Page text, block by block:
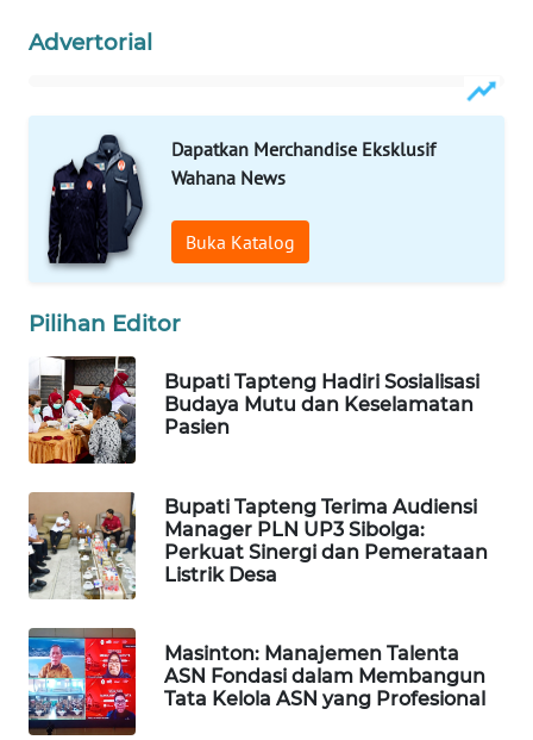
Advertorial
Dapatkan Merchandise Eksklusif
Wahana News
Buka Katalog
Pilihan Editor
Bupati Tapteng Hadiri Sosialisasi
Budaya Mutu dan Keselamatan
Pasien
Bupati Tapteng Terima Audiensi
Manager PLN UP3 Sibolga:
Perkuat Sinergi dan Pemerataan
Listrik Desa
Masinton: Manajemen Talenta
ASN Fondasi dalam Membangun
Tata Kelola ASN yang Profesional
LISTRIK
KELISTRIKAN
WALINKI
ID
MAWAKA
MARTABAT
NET
PLN
MKLI
LPKKI
LKKI
KOPEKLIN